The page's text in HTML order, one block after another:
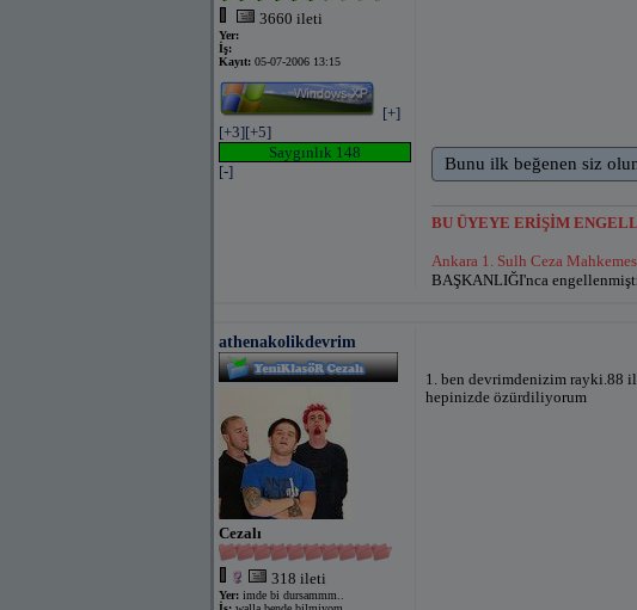
3660 ileti
Yer:
İş:
Kayıt: 05-07-2006 13:15
[+]
[+3][+5]
Saygınlık 148
[-]
Bunu ilk beğenen siz
BU ÜYEYE ERİŞİM
Ankara 1. Sulh Ceza
BAŞKANLIĞI'nca
athenakolikdevrim
Cezalı
318 ileti
Yer: imde bi dursammm..
1. ben devrimdenizim rayki.88
hepinizde özürdiliyorum